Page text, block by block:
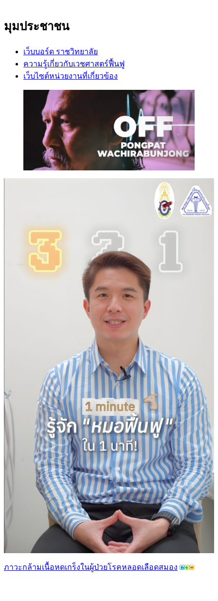
มุมประชาชน
เว็บบอร์ด ราชวิทยาลัย
ความรู้เกี่ยวกับเวชศาสตร์ฟื้นฟู
เว็บไซต์หน่วยงานที่เกี่ยวข้อง
ภาวะกล้ามเนื้อหดเกร็งในผู้ป่วยโรคหลอดเลือดสมอง